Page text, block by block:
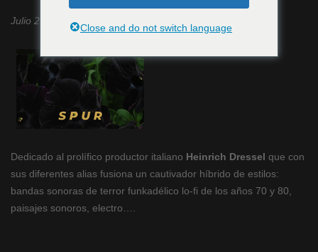
Julio 2022
Dedicado al prolífico productor italiano Heinrich Dressel que con
sus diferentes alias fusiona un cautivador híbrido de estilos:
bandas sonoras de terror funkadélico lo-fi de los años 70 y 80,
paisajes sonoros, electro….
Close and do not switch language